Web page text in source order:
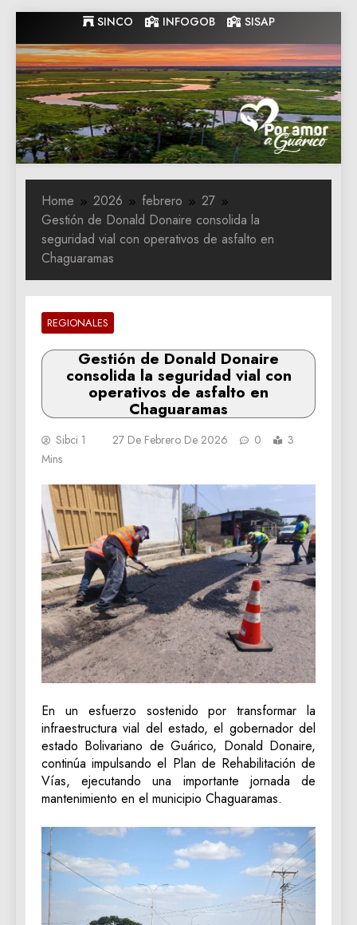
to
content
SINCO INFOGOB SISAP
Gobernacion
de Guarico
Gobernacion de Guarico
Home 2026 febrero
27
Gestión de Donald Donaire consolida la
seguridad vial con operativos de asfalto en
Chaguaramas
REGIONALES
Gestión de Donald Donaire
consolida la seguridad vial con
operativos de asfalto en
Chaguaramas
Sibci 1 27 De Febrero De 2026 0
3
Mins
En un esfuerzo sostenido por transformar la
infraestructura vial del estado, el gobernador del
estado Bolivariano de Guárico, Donald Donaire,
continúa impulsando el Plan de Rehabilitación de
Vías, ejecutando una importante jornada de
mantenimiento en el municipio Chaguaramas.